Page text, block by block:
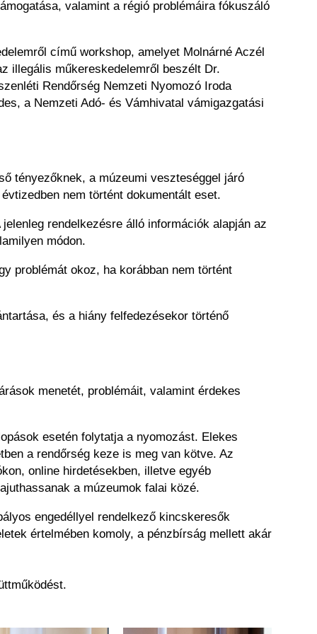
valamint a régió problémáira fókuszáló
című workshop, amelyet Molnárné Aczél
illegális műkereskedelemről beszélt Dr.
Rendőrség Nemzeti Nyomozó Iroda
a Nemzeti Adó- és Vámhivatal vámigazgatási
tényezőknek, a múzeumi veszteséggel járó
nem történt dokumentált eset.
rendelkezésre álló információk alapján az
módon.
problémát okoz, ha korábban nem történt
és a hiány felfedezésekor történő
menetét, problémáit, valamint érdekes
esetén folytatja a nyomozást. Elekes
a rendőrség keze is meg van kötve. Az
online hirdetésekben, illetve egyéb
a múzeumok falai közé.
engedéllyel rendelkező kincskeresők
értelmében komoly, a pénzbírság mellett akár